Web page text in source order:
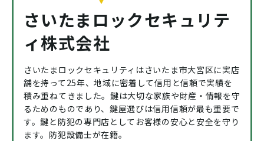
さいたまロックセキュリテ
ィ株式会社
さいたまロックセキュリティはさいたま市大宮区に実店
舗を持って25年、地域に密着して信用と信頼で実績を
積み重ねてきました。鍵は大切な家族や財産・情報を守
るためのものであり、鍵屋選びは信用信頼が最も重要で
す。鍵と防犯の専門店としてお客様の安心と安全を守り
ます。防犯設備士が在籍。